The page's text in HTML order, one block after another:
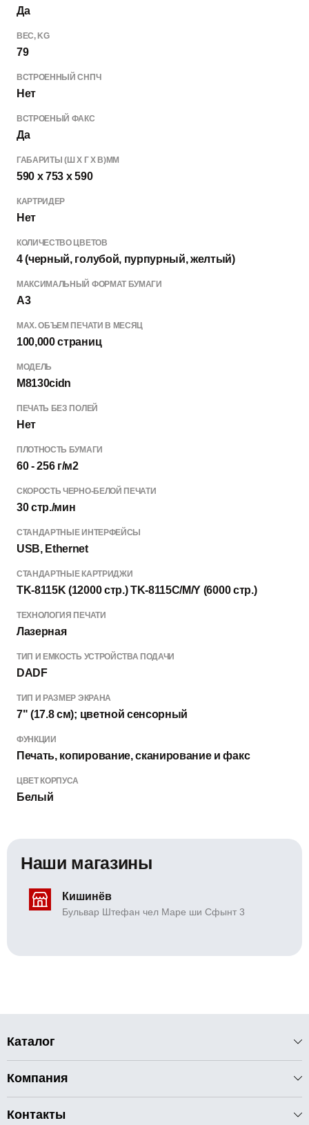
Да
ВЕC, KG
79
ВСТРОЕННЫЙ СНПЧ
Нет
ВСТРОЕНЫЙ ФАКС
Да
ГАБАРИТЫ (Ш X Г X В)MM
590 x 753 x 590
КАРТРИДЕР
Нет
КОЛИЧЕСТВО ЦВЕТОВ
4 (черный, голубой, пурпурный, желтый)
МАКСИМАЛЬНЫЙ ФОРМАТ БУМАГИ
A3
МАХ. ОБЪЕМ ПЕЧАТИ В МЕСЯЦ
100,000 страниц
МОДЕЛЬ
M8130cidn
ПЕЧАТЬ БЕЗ ПОЛЕЙ
Нет
ПЛОТНОСТЬ БУМАГИ
60 - 256 г/м2
СКОРОСТЬ ЧЕРНО-БЕЛОЙ ПЕЧАТИ
30 стр./мин
СТАНДАРТНЫЕ ИНТЕРФЕЙСЫ
USB, Ethernet
СТАНДАРТНЫЕ КАРТРИДЖИ
TK-8115K (12000 стр.) TK-8115C/M/Y (6000 стр.)
ТЕХНОЛОГИЯ ПЕЧАТИ
Лазерная
ТИП И ЕМКОСТЬ УСТРОЙСТВА ПОДАЧИ
DADF
ТИП И РАЗМЕР ЭКРАНА
7" (17.8 см); цветной сенсорный
ФУНКЦИИ
Печать, копирование, сканирование и факс
ЦВЕТ КОРПУСА
Белый
Наши магазины
Кишинёв
Бульвар Штефан чел Маре ши Сфынт 3
Каталог
Компания
Контакты